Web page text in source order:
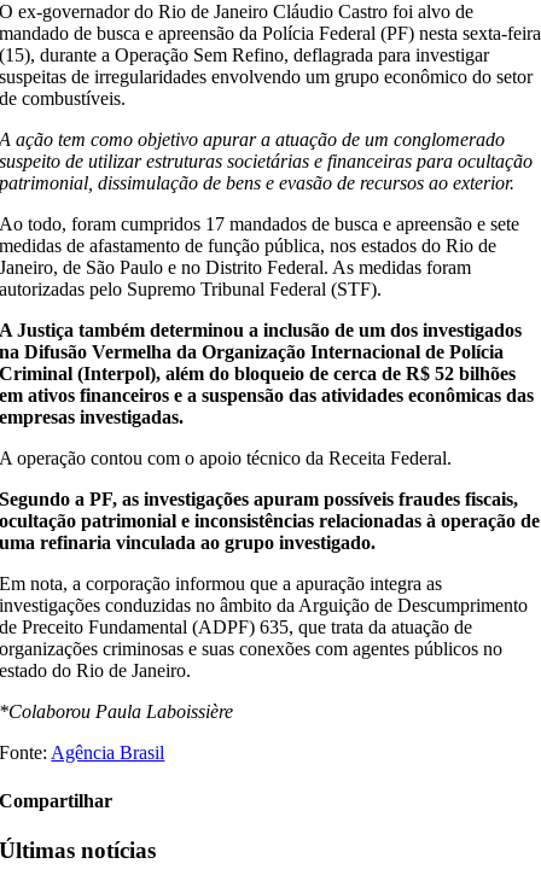
O ex-governador do Rio de Janeiro Cláudio Castro foi alvo de
mandado de busca e apreensão da Polícia Federal (PF) nesta sexta-feira
(15), durante a Operação Sem Refino, deflagrada para investigar
suspeitas de irregularidades envolvendo um grupo econômico do setor
de combustíveis.
A ação tem como objetivo apurar a atuação de um conglomerado
suspeito de utilizar estruturas societárias e financeiras para ocultação
patrimonial, dissimulação de bens e evasão de recursos ao exterior.
Ao todo, foram cumpridos 17 mandados de busca e apreensão e sete
medidas de afastamento de função pública, nos estados do Rio de
Janeiro, de São Paulo e no Distrito Federal. As medidas foram
autorizadas pelo Supremo Tribunal Federal (STF).
A Justiça também determinou a inclusão de um dos investigados
na Difusão Vermelha da Organização Internacional de Polícia
Criminal (Interpol), além do bloqueio de cerca de R$ 52 bilhões
em ativos financeiros e a suspensão das atividades econômicas das
empresas investigadas.
A operação contou com o apoio técnico da Receita Federal.
Segundo a PF, as investigações apuram possíveis fraudes fiscais,
ocultação patrimonial e inconsistências relacionadas à operação de
uma refinaria vinculada ao grupo investigado.
Em nota, a corporação informou que a apuração integra as
investigações conduzidas no âmbito da Arguição de Descumprimento
de Preceito Fundamental (ADPF) 635, que trata da atuação de
organizações criminosas e suas conexões com agentes públicos no
estado do Rio de Janeiro.
*Colaborou Paula Laboissière
Fonte:Agência Brasil
Compartilhar
Últimas notícias